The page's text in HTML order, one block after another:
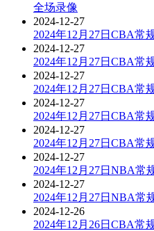
全场录像
2024-12-27
2024年12月27日CBA常
2024-12-27
2024年12月27日CBA常
2024-12-27
2024年12月27日CBA常
2024-12-27
2024年12月27日CBA常
2024-12-27
2024年12月27日CBA常
2024-12-27
2024年12月27日NBA常
2024-12-27
2024年12月27日NBA常
2024-12-26
2024年12月26日CBA常